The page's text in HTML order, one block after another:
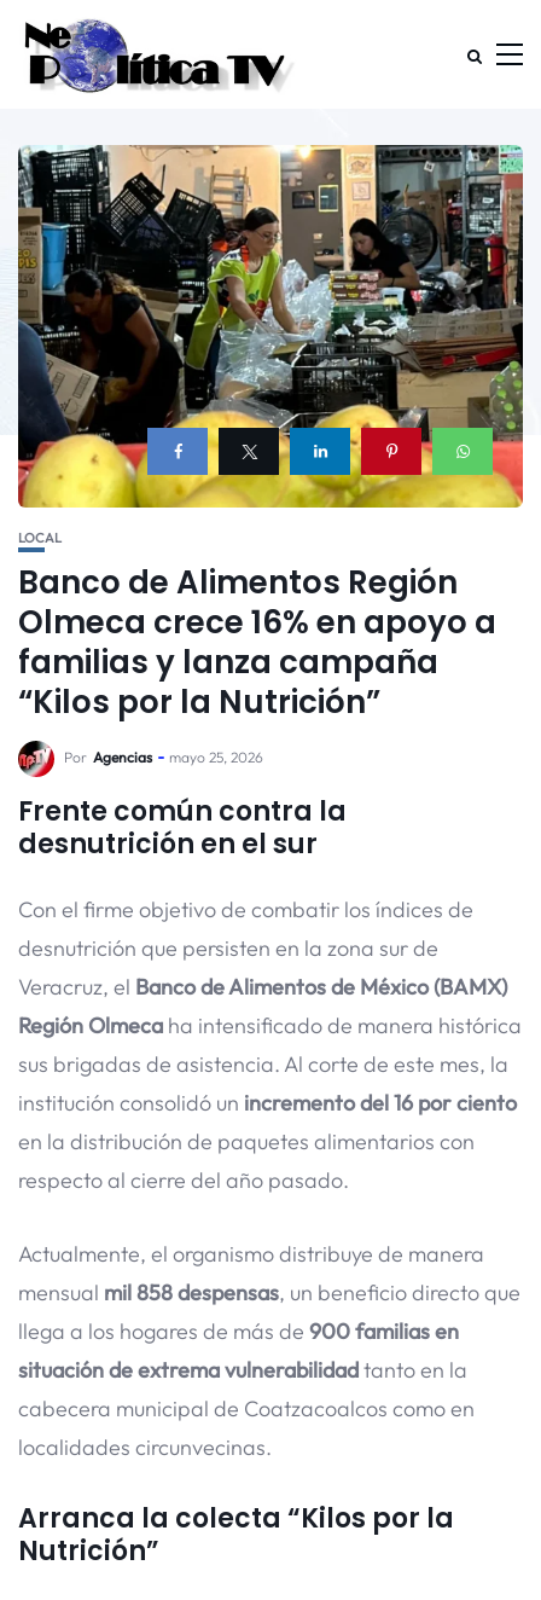
LOCAL
Banco de Alimentos Región
Olmeca crece 16% en apoyo a
familias y lanza campaña
“Kilos por la Nutrición”
Por Agencias mayo 25, 2026
Frente común contra la
desnutrición en el sur
Con el firme objetivo de combatir los índices de
desnutrición que persisten en la zona sur de
Veracruz, el Banco de Alimentos de México (BAMX)
Región Olmeca ha intensificado de manera histórica
sus brigadas de asistencia. Al corte de este mes, la
institución consolidó un incremento del 16 por ciento
en la distribución de paquetes alimentarios con
respecto al cierre del año pasado.
Actualmente, el organismo distribuye de manera
mensual mil 858 despensas, un beneficio directo que
llega a los hogares de más de 900 familias en
situación de extrema vulnerabilidadtanto en la
cabecera municipal de Coatzacoalcos como en
localidades circunvecinas.
Arranca la colecta “Kilos por la
Nutrición”